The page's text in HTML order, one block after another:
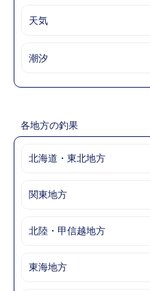
天気
潮汐
各地方の釣果
北海道・東北地方
関東地方
北陸・甲信越地方
東海地方